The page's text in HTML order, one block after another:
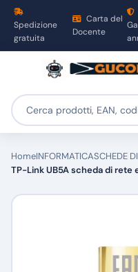
Spedizione
gratuita
Carta del
Docente
HomeINFORMATICASCHEDE
TP-Link UB5A scheda di